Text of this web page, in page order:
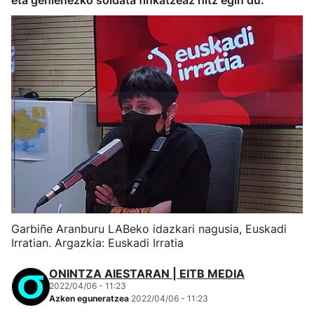
Garbiñe Aranburu LABeko idazkari nagusia, Euskadi
Irratian. Argazkia: Euskadi Irratia
ONINTZA AIESTARAN | EITB MEDIA
2022/04/06 - 11:23
Azken eguneratzea 2022/04/06 - 11:23